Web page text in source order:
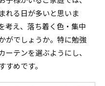
れる日が多いと思いま
考え、落ち着く色・集中
がでしょうか。特に勉強
テンを選ぶようにし、
めです。